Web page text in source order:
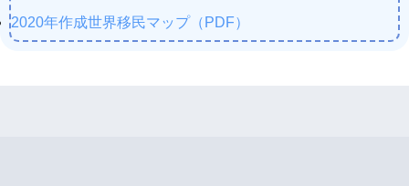
2020年作成世界移民マップ（PDF）